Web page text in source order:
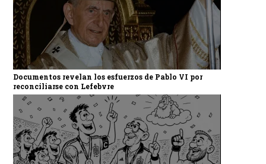
Documentos revelan los esfuerzos de Pablo VI por
reconciliarse con Lefebvre